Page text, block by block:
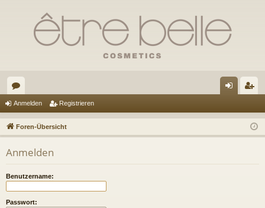
or
en m
el
ist
rie
Anmelden Registrieren
Foren-Übersicht
Anmelden
Benutzername:
Passwort: